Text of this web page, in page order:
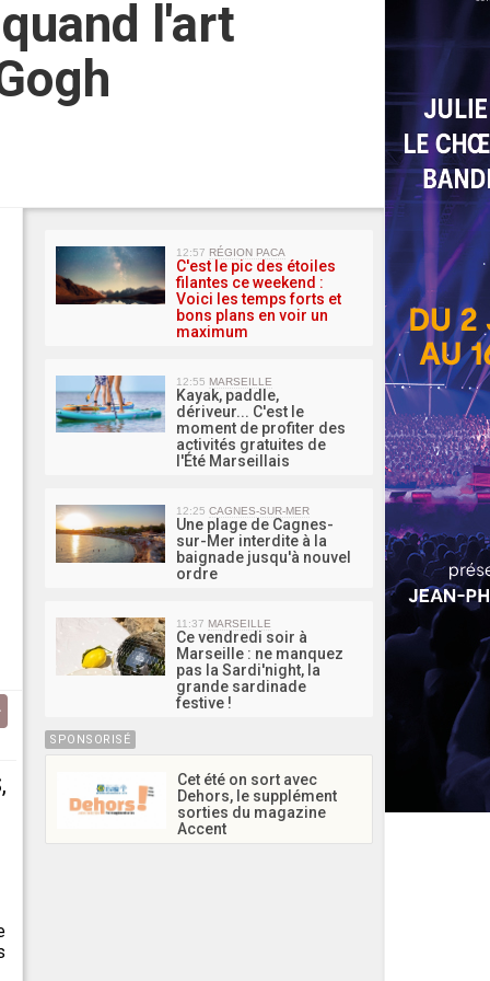
l'art
12:57 RÉGION PACA
C'est le pic des étoiles
filantes ce weekend :
Voici les temps forts et
bons plans en voir un
maximum
12:55 MARSEILLE
Kayak, paddle,
dériveur... C'est le
moment de profiter des
activités gratuites de
l'Été Marseillais
12:25 CAGNES-SUR-MER
Une plage de Cagnes-
sur-Mer interdite à la
baignade jusqu'à nouvel
ordre
11:37 MARSEILLE
Ce vendredi soir à
Marseille : ne manquez
pas la Sardi'night, la
grande sardinade
festive !
SPONSORISÉ
Cet été on sort avec
Dehors, le supplément
sorties du magazine
Accent